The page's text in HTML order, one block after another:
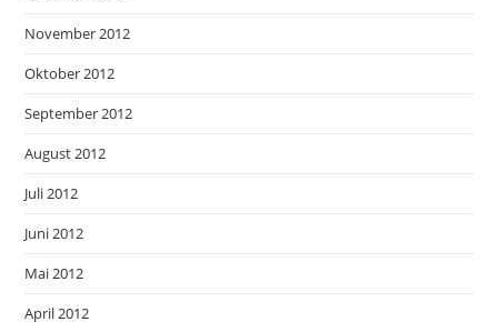
November 2012
Oktober 2012
September 2012
August 2012
Juli 2012
Juni 2012
Mai 2012
April 2012